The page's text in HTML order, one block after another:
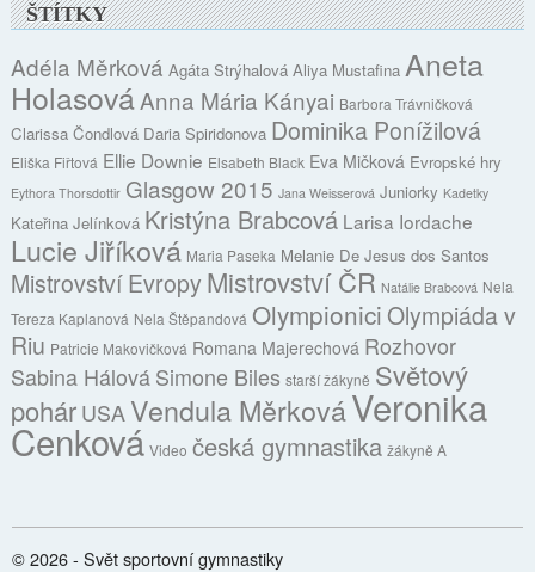
ŠTÍTKY
Adéla Měrková Agáta Strýhalová Aliya Mustafina Aneta
HolasováAnna Mária Kányai Barbora Trávničková
Clarissa Čondlová Daria Spiridonova Dominika Ponížilová
Eliška Fiřtová Ellie Downie Elsabeth Black Eva Mičková Evropské hry
Eythora Thorsdottir Glasgow 2015 Jana Weisserová Juniorky Kadetky
Kateřina Jelínková Kristýna Brabcová Larisa Iordache
Lucie Jiříková Maria Paseka Melanie De Jesus dos Santos
Mistrovství Evropy Mistrovství ČR Natálie Brabcová Nela
Tereza Kaplanová Nela Štěpandová OlympioniciOlympiáda v
Riu Patricie Makovičková Romana Majerechová Rozhovor
Sabina HálováSimone Biles starší žákyně Světový
pohárUSA Vendula MěrkováVeronika
Cenková Video česká gymnastika žákyně A
© 2026 - Svět sportovní gymnastiky